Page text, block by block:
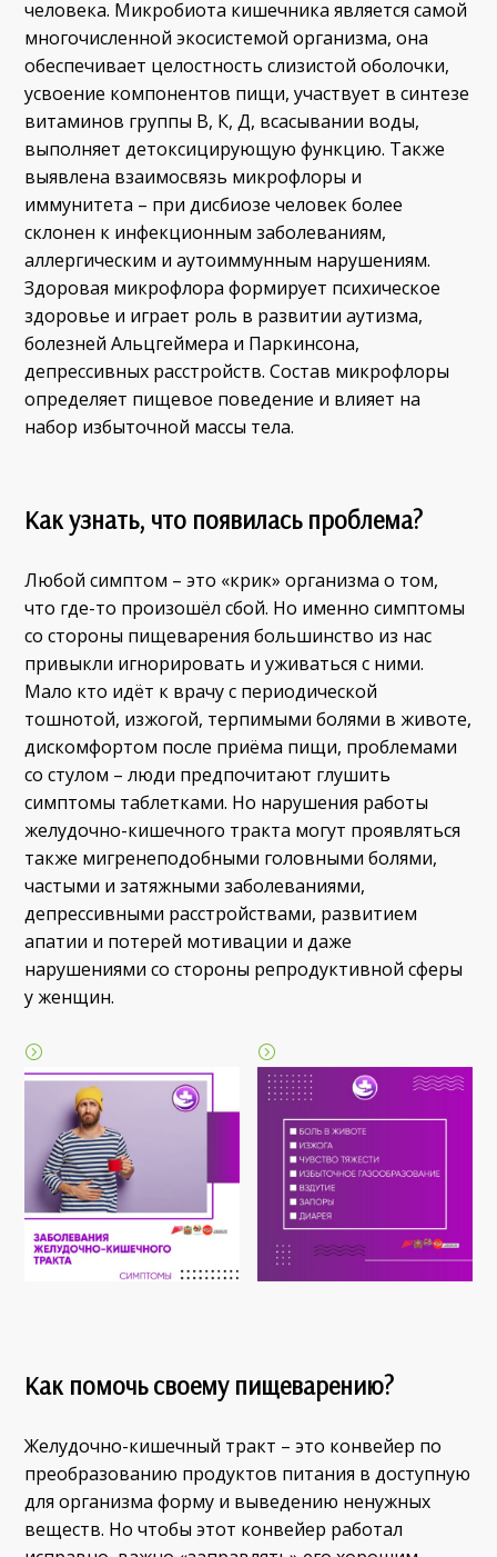
человека. Микробиота кишечника является самой
многочисленной экосистемой организма, она
обеспечивает целостность слизистой оболочки,
усвоение компонентов пищи, участвует в синтезе
витаминов группы В, К, Д, всасывании воды,
выполняет детоксицирующую функцию. Также
выявлена взаимосвязь микрофлоры и
иммунитета – при дисбиозе человек более
склонен к инфекционным заболеваниям,
аллергическим и аутоиммунным нарушениям.
Здоровая микрофлора формирует психическое
здоровье и играет роль в развитии аутизма,
болезней Альцгеймера и Паркинсона,
депрессивных расстройств. Состав микрофлоры
определяет пищевое поведение и влияет на
набор избыточной массы тела.
Как узнать, что появилась проблема?
Любой симптом – это «крик» организма о том,
что где-то произошёл сбой. Но именно симптомы
со стороны пищеварения большинство из нас
привыкли игнорировать и уживаться с ними.
Мало кто идёт к врачу с периодической
тошнотой, изжогой, терпимыми болями в животе,
дискомфортом после приёма пищи, проблемами
со стулом – люди предпочитают глушить
симптомы таблетками. Но нарушения работы
желудочно-кишечного тракта могут проявляться
также мигренеподобными головными болями,
частыми и затяжными заболеваниями,
депрессивными расстройствами, развитием
апатии и потерей мотивации и даже
нарушениями со стороны репродуктивной сферы
у женщин.
Как помочь своему пищеварению?
Желудочно-кишечный тракт – это конвейер по
преобразованию продуктов питания в доступную
для организма форму и выведению ненужных
веществ. Но чтобы этот конвейер работал